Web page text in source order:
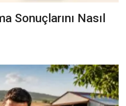
Sonuçlarını Nasıl